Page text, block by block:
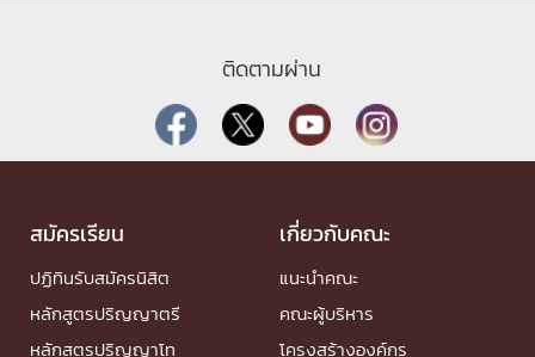
ติดตามผ่าน
สมัครเรียน
ปฏิทินรับสมัครนิสิต
หลักสูตรปริญญาตรี
หลักสูตรปริญญาโท
เกี่ยวกับคณะ
แนะนำคณะ
คณะผู้บริหาร
โครงสร้างองค์กร